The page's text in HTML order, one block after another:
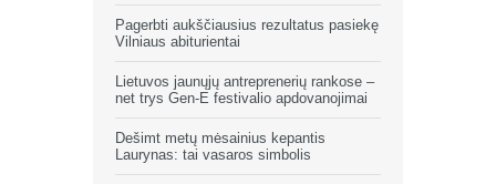
Pagerbti aukščiausius rezultatus pasiekę
Vilniaus abiturientai
Lietuvos jaunųjų antreprenerių rankose –
net trys Gen-E festivalio apdovanojimai
Dešimt metų mėsainius kepantis
Laurynas: tai vasaros simbolis